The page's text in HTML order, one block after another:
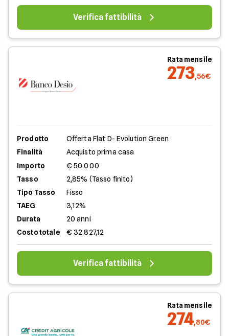
Verifica fattibilità
Rata mensile
273,56€
Prodotto
Offerta Flat D- Evolution Green
Finalità
Acquisto prima casa
Importo
€ 50.000
Tasso
2,85% (Tasso finito)
Tipo Tasso
Fisso
TAEG
3,12%
Durata
20 anni
Costo totale
€ 32.827,12
Verifica fattibilità
Rata mensile
274,80€